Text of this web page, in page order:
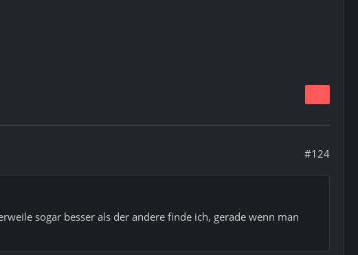
#124
sogar besser als der andere finde ich, gerade wenn man